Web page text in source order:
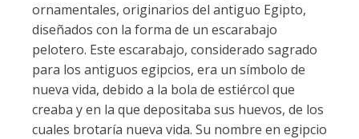
ornamentales, originarios del antiguo Egipto,
diseñados con la forma de un escarabajo
pelotero. Este escarabajo, considerado sagrado
para los antiguos egipcios, era un símbolo de
nueva vida, debido a la bola de estiércol que
creaba y en la que depositaba sus huevos, de los
cuales brotaría nueva vida. Su nombre en egipcio